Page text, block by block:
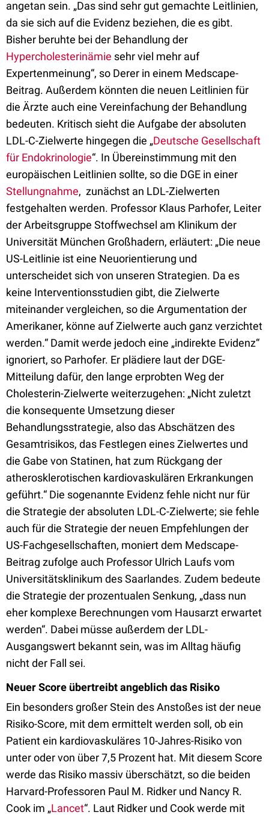
angetan sein. „Das sind sehr gut gemachte Leitlinien,
da sie sich auf die Evidenz beziehen, die es gibt.
Bisher beruhte bei der Behandlung der
Hypercholesterinämie sehr viel mehr auf
Expertenmeinung“, so Derer in einem Medscape-
Beitrag. Außerdem könnten die neuen Leitlinien für
die Ärzte auch eine Vereinfachung der Behandlung
bedeuten. Kritisch sieht die Aufgabe der absoluten
LDL-C-Zielwerte hingegen die „Deutsche Gesellschaft
für Endokrinologie“. In Übereinstimmung mit den
europäischen Leitlinien sollte, so die DGE in einer
Stellungnahme, zunächst an LDL-Zielwerten
festgehalten werden. Professor Klaus Parhofer, Leiter
der Arbeitsgruppe Stoffwechsel am Klinikum der
Universität München Großhadern, erläutert: „Die neue
US-Leitlinie ist eine Neuorientierung und
unterscheidet sich von unseren Strategien. Da es
keine Interventionsstudien gibt, die Zielwerte
miteinander vergleichen, so die Argumentation der
Amerikaner, könne auf Zielwerte auch ganz verzichtet
werden.“ Damit werde jedoch eine „indirekte Evidenz“
ignoriert, so Parhofer. Er plädiere laut der DGE-
Mitteilung dafür, den lange erprobten Weg der
Cholesterin-Zielwerte weiterzugehen: „Nicht zuletzt
die konsequente Umsetzung dieser
Behandlungsstrategie, also das Abschätzen des
Gesamtrisikos, das Festlegen eines Zielwertes und
die Gabe von Statinen, hat zum Rückgang der
atherosklerotischen kardiovaskulären Erkrankungen
geführt.“ Die sogenannte Evidenz fehle nicht nur für
die Strategie der absoluten LDL-C-Zielwerte; sie fehle
auch für die Strategie der neuen Empfehlungen der
US-Fachgesellschaften, moniert dem Medscape-
Beitrag zufolge auch Professor Ulrich Laufs vom
Universitätsklinikum des Saarlandes. Zudem bedeute
die Strategie der prozentualen Senkung, „dass nun
eher komplexe Berechnungen vom Hausarzt erwartet
werden“. Dabei müsse außerdem der LDL-
Ausgangswert bekannt sein, was im Alltag häufig
nicht der Fall sei.
Neuer Score übertreibt angeblich das Risiko
Ein besonders großer Stein des Anstoßes ist der neue
Risiko-Score, mit dem ermittelt werden soll, ob ein
Patient ein kardiovaskuläres 10-Jahres-Risiko von
unter oder von über 7,5 Prozent hat. Mit diesem Score
werde das Risiko massiv überschätzt, so die beiden
Harvard-Professoren Paul M. Ridker und Nancy R.
Cook im „Lancet“. Laut Ridker und Cook werde mit